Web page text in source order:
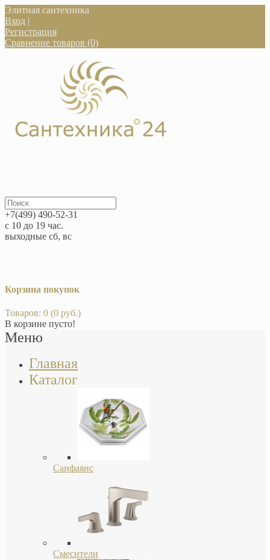
Элитная сантехника
Вход |
Регистрация
Сравнение товаров (0)
+7(499) 490-52-31
с 10 до 19 час.
выходные сб, вс
Корзина покупок
Товаров: 0 (0 руб.)
В корзине пусто!
Меню
Главная
Каталог
Санфаянс
Смесители